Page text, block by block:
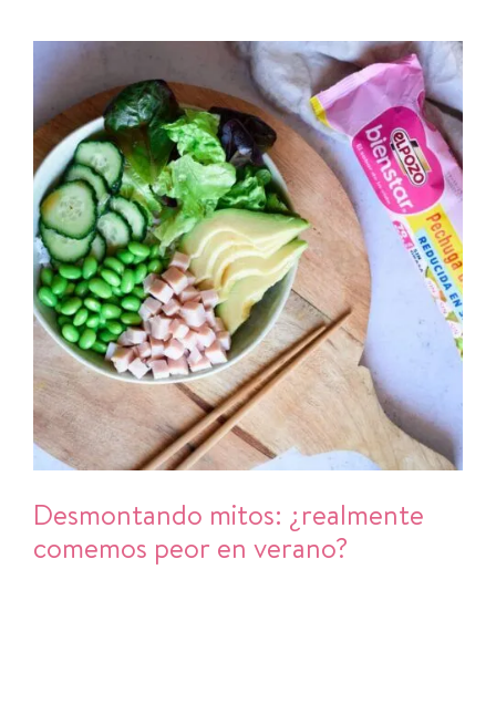
Desmontando mitos: ¿realmente
comemos peor en verano?